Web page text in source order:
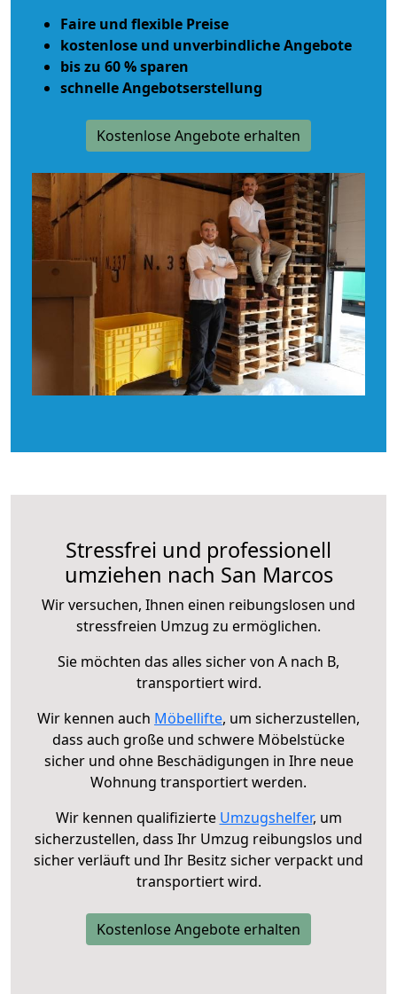
Faire und flexible Preise
kostenlose und unverbindliche Angebote
bis zu 60 % sparen
schnelle Angebotserstellung
Kostenlose Angebote erhalten
Stressfrei und professionell
umziehen nach San Marcos
Wir versuchen, Ihnen einen reibungslosen und
stressfreien Umzug zu ermöglichen.
Sie möchten das alles sicher von A nach B,
transportiert wird.
Wir kennen auch Möbellifte, um sicherzustellen,
dass auch große und schwere Möbelstücke
sicher und ohne Beschädigungen in Ihre neue
Wohnung transportiert werden.
Wir kennen qualifizierte Umzugshelfer, um
sicherzustellen, dass Ihr Umzug reibungslos und
sicher verläuft und Ihr Besitz sicher verpackt und
transportiert wird.
Kostenlose Angebote erhalten